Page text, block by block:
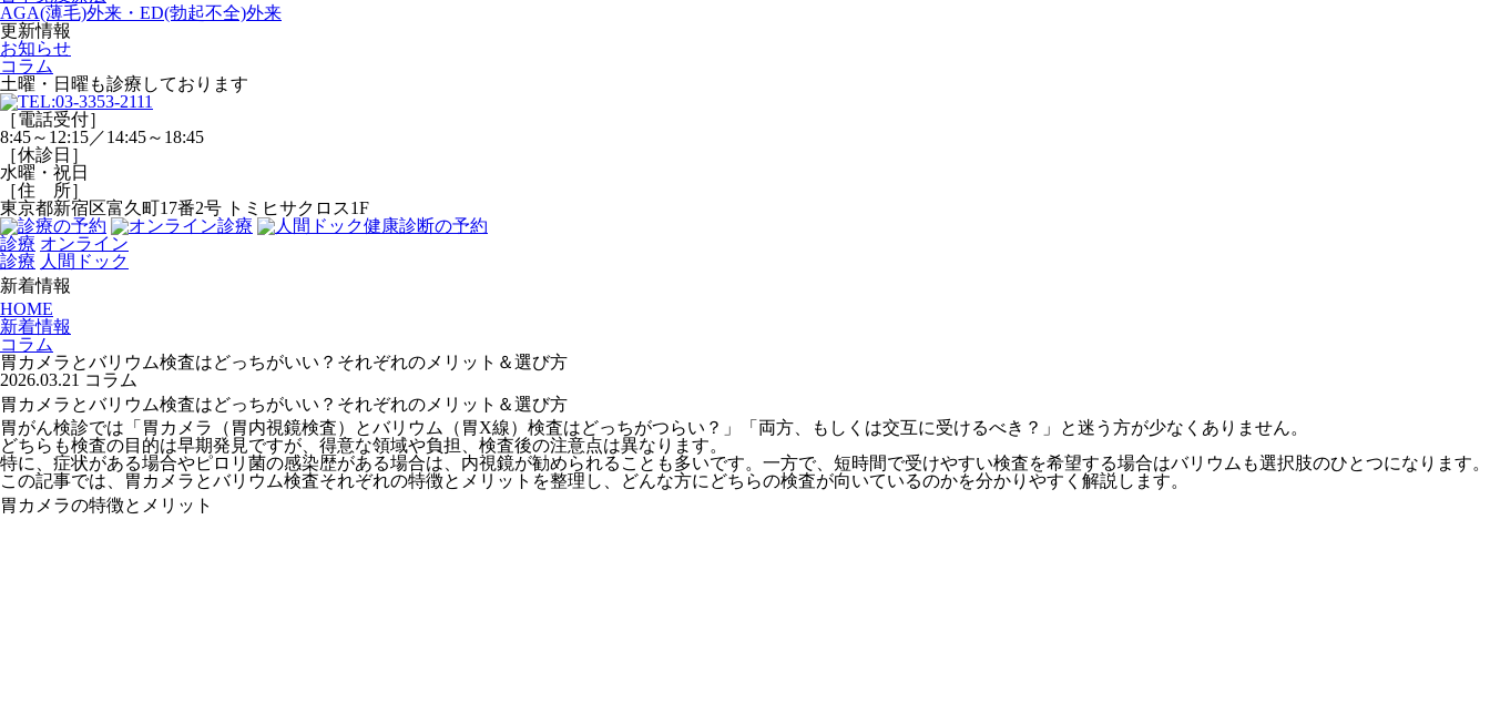
AGA(薄毛)外来・ED(勃起不全)外来
更新情報
お知らせ
コラム
土曜・日曜 も診療しております
［電話受付］
8:45～12:15／14:45～18:45
［休診日］
水曜・祝日
［住 所］
東京都新宿区富久町17番2号 トミヒサクロス1F
診療 オンライン
診療 人間ドック
新着情報
HOME
新着情報
コラム
胃カメラとバリウム検査はどっちがいい？それぞれのメリット＆選び方
2026.03.21 コラム
胃カメラとバリウム検査はどっちがいい？それぞれのメリット＆選び方
胃がん検診では「胃カメラ（胃内視鏡検査）とバリウム（胃X線）検査はどっちがつらい？」「両方、もしくは交互に受けるべき？」と迷う方が少なくありません。
どちらも検査の目的は早期発見ですが、得意な領域や負担、検査後の注意点は異なります。
特に、症状がある場合やピロリ菌の感染歴がある場合は、内視鏡が勧められることも多いです。一方で、短時間で受けやすい検査を希望する場合はバリウムも選択肢のひとつになります。
この記事では、胃カメラとバリウム検査それぞれの特徴とメリットを整理し、どんな方にどちらの検査が向いているのかを分かりやすく解説します。
胃カメラの特徴とメリット